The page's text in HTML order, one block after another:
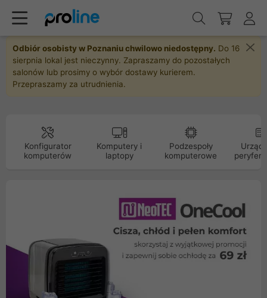
Odbiór osobisty w Poznaniu chwilowo niedostępny. Do 16
sierpnia lokal jest nieczynny. Zapraszamy do pozostałych
salonów lub prosimy o wybór dostawy kurierem.
Przepraszamy za utrudnienia.
Konfigurator
komputerów
Komputery i
laptopy
Podzespoły
komputerowe